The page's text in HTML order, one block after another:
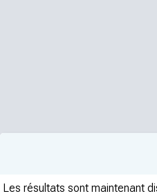
Les résultats sont maintenant